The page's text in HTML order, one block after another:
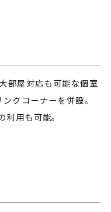
部屋対応も可能な個室
クコーナーを併設。
用も可能。